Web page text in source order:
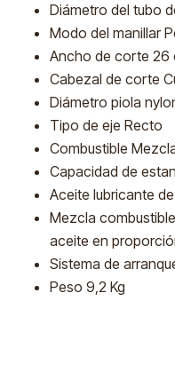
Diámetro del tubo
Modo del manillar
Ancho de corte 26
Cabezal de corte
Diámetro piola
Tipo de eje Recto
Combustible
Capacidad de
Aceite lubricante
Mezcla
aceite en
Sistema de
Peso 9,2 Kg